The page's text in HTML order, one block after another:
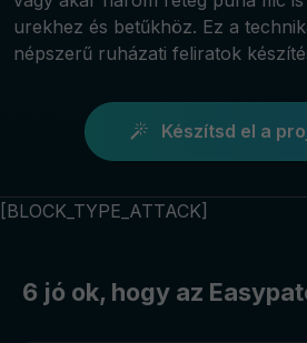
urekhez és betűkhöz. Ez a
népszerű ruházati feliratok
Készítsd el a
[BLOCK_TYPE_ATTACK]
6 jó ok, hogy az